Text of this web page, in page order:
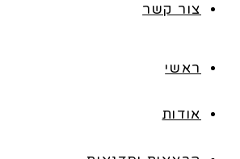
צור קשר
ראשי
אודות